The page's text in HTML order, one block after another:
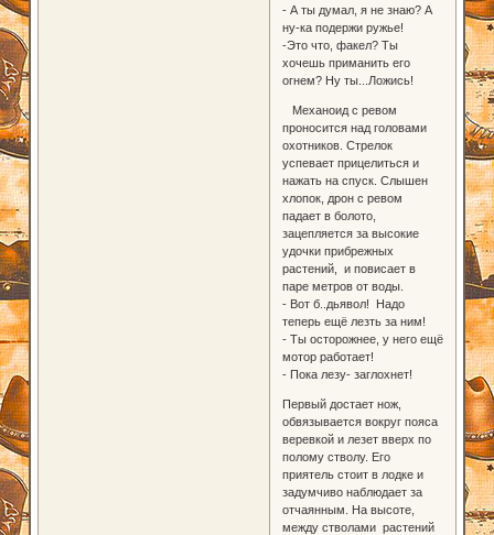
- А ты думал, я не знаю? А
ну-ка подержи ружье!
-Это что, факел? Ты
хочешь приманить его
огнем? Ну ты...Ложись!
Механоид с ревом
проносится над головами
охотников. Стрелок
успевает прицелиться и
нажать на спуск. Слышен
хлопок, дрон с ревом
падает в болото,
зацепляется за высокие
удочки прибрежных
растений, и повисает в
паре метров от воды.
- Вот б..дьявол! Надо
теперь ещё лезть за ним!
- Ты осторожнее, у него ещё
мотор работает!
- Пока лезу- заглохнет!
Первый достает нож,
обвязывается вокруг пояса
веревкой и лезет вверх по
полому стволу. Его
приятель стоит в лодке и
задумчиво наблюдает за
отчаянным. На высоте,
между стволами растений